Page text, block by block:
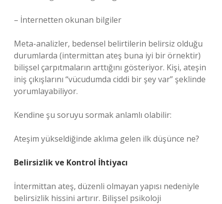
– İnternetten okunan bilgiler
Meta-analizler, bedensel belirtilerin belirsiz olduğu
durumlarda (intermittan ateş buna iyi bir örnektir)
bilişsel çarpıtmaların arttığını gösteriyor. Kişi, ateşin
iniş çıkışlarını “vücudumda ciddi bir şey var” şeklinde
yorumlayabiliyor.
Kendine şu soruyu sormak anlamlı olabilir:
Ateşim yükseldiğinde aklıma gelen ilk düşünce ne?
Belirsizlik ve Kontrol İhtiyacı
İntermittan ateş, düzenli olmayan yapısı nedeniyle
belirsizlik hissini artırır. Bilişsel psikoloji